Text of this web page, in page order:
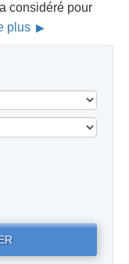
considéré pour
plus